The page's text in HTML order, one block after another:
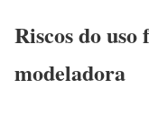
Riscos do
modeladora